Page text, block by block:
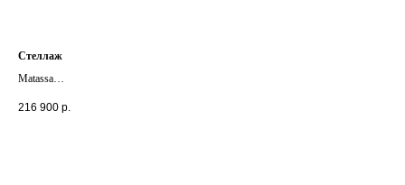
Стеллаж
Matassa
216 900 р.